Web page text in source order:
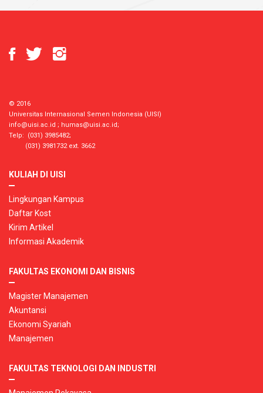
© 2016
Universitas Internasional Semen Indonesia (UISI)
info@uisi.ac.id ; humas@uisi.ac.id;
Telp: (031) 3985482;
(031) 3981732 ext. 3662
KULIAH DI UISI
Lingkungan Kampus
Daftar Kost
Kirim Artikel
Informasi Akademik
FAKULTAS EKONOMI DAN BISNIS
Magister Manajemen
Akuntansi
Ekonomi Syariah
Manajemen
FAKULTAS TEKNOLOGI DAN INDUSTRI